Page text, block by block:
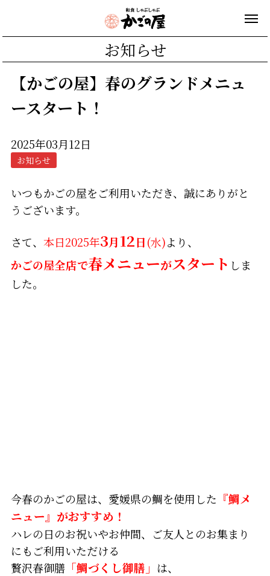
お知らせ
【かごの屋】春のグランドメニュ
ースタート！
2025年03月12日
お知らせ
いつもかごの屋をご利用いただき、誠にありがと
うございます。
さて、 本日2025年3月12日(水)より、
かごの屋全店で春メニューがスタート しま
した。
今春のかごの屋は、愛媛県の鯛を使用した 『鯛メ
ニュー』がおすすめ！
ハレの日のお祝いやお仲間、ご友人とのお集まり
にもご利用いただける
贅沢春御膳 「鯛づくし御膳」 は、